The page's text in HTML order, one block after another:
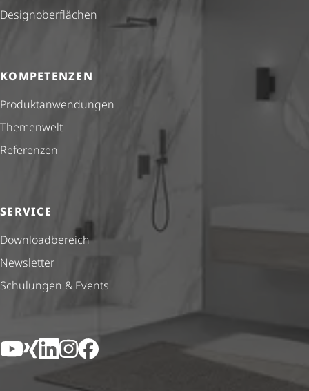
Design­ober­flä­chen
KOMPETENZEN
Produkt­anwendungen
Themenwelt
Referenzen
SERVICE
Down­load­be­reich
Newsletter
Schulungen & Events
YouTube
XingLinkedIn
Instagram
Facebook